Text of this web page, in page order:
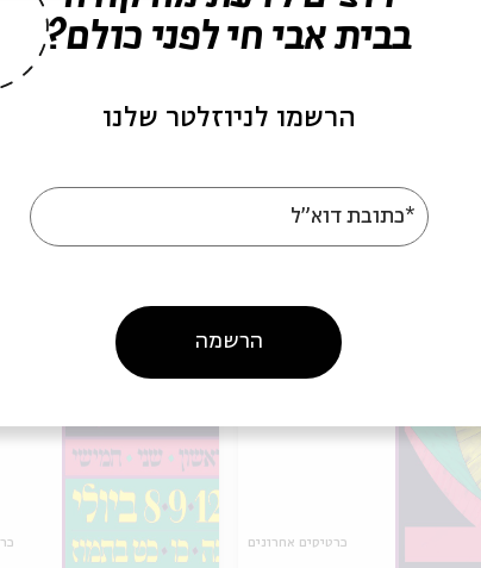
פרופ' יאיר זקוביץ
כרטיסים אחרונים
בבית אבי חי לפני כולם?
הרשמו לניוזלטר שלנו
*כתובת דוא"ל
הרשמה